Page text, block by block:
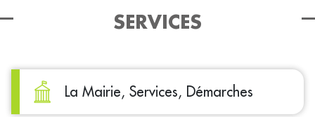
SERVICES
La Mairie, Services, Démarches